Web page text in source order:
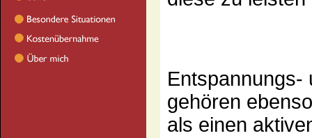
Entspannungs-
gehören
als einen